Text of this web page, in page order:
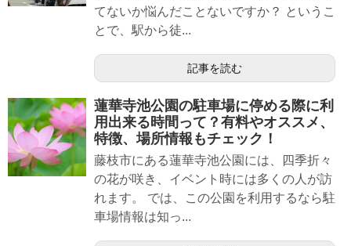
てないか悩んだことないですか？ というこ
とで、駅から徒...
記事を読む
蓮華寺池公園の駐車場に停める際に利
用出来る時間って？有料やオススメ、
特徴、場所情報もチェック！
藤枝市にある蓮華寺池公園には、四季折々
の花が咲き、イベント時には多くの人が訪
れます。 では、この公園を利用するなら駐
車場情報は知っ...